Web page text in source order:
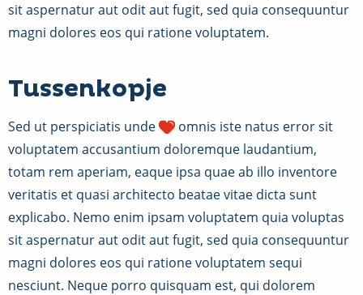
sit aspernatur aut odit aut fugit, sed quia consequuntur
magni dolores eos qui ratione voluptatem.
Tussenkopje
Sed ut perspiciatis unde
omnis iste natus error sit
voluptatem accusantium doloremque laudantium,
totam rem aperiam, eaque ipsa quae ab illo inventore
veritatis et quasi architecto beatae vitae dicta sunt
explicabo. Nemo enim ipsam voluptatem quia voluptas
sit aspernatur aut odit aut fugit, sed quia consequuntur
magni dolores eos qui ratione voluptatem sequi
nesciunt. Neque porro quisquam est, qui dolorem